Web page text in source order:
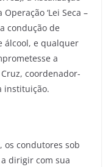
‘Lei Seca –
condução de
álcool, e qualquer
a
coordenador-
instituição.
os condutores sob
dirigir com sua